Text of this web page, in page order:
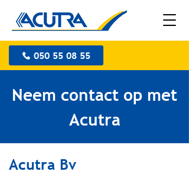
050 55 08 55
Neem contact op met
Acutra
Acutra Bv